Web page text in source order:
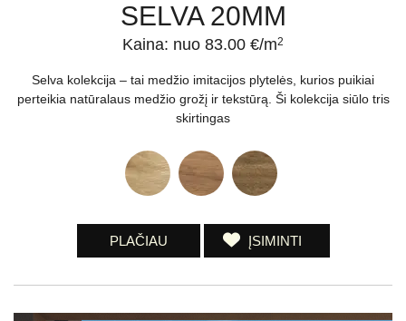
SELVA 20MM
Kaina: nuo 83.00 €/m2
Selva kolekcija – tai medžio imitacijos plytelės, kurios puikiai
perteikia natūralaus medžio grožį ir tekstūrą. Ši kolekcija siūlo tris
skirtingas
PLAČIAU ĮSIMINTI